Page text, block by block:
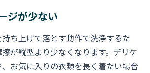
ジが少ない
持ち上げて落とす動作で洗浄するた
が縦型より少なくなります。デリケ
お気に入りの衣類を長く着たい場合